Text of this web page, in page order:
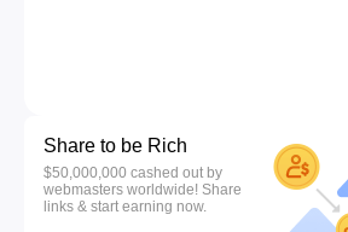
Share to be Rich
$50,000,000 cashed out by
webmasters worldwide! Share
links & start earning now.